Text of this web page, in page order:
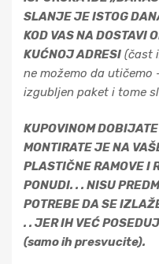
SLANJE JE ISTOG
KOD VAS NA DOSTAVI
KUĆNOJ ADRESI (čast
ne možemo da
izgubljen paket i tome
KUPOVINOM
MONTIRATE JE NA
PLASTIČNE RAMOVE I
PONUDI. . . NISU
POTREBE DA SE
. . JER IH VEĆ
(samo ih presvucite).